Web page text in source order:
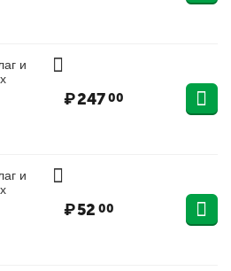
и
₽24700
и
₽52 00